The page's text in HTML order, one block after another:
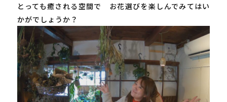
とっても癒される空間で お花選びを楽しんでみてはい
かがでしょうか？